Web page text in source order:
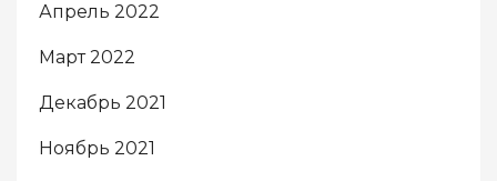
Апрель 2022
Март 2022
Декабрь 2021
Ноябрь 2021